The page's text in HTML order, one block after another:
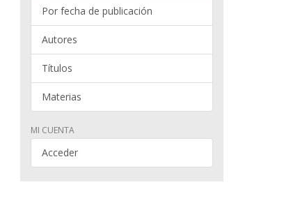
Por fecha de publicación
Autores
Títulos
Materias
MI CUENTA
Acceder